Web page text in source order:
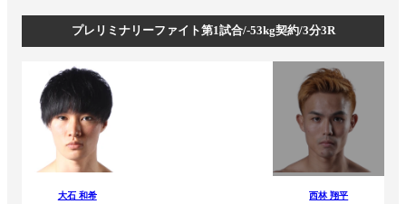
プレリミナリーファイト第1試合/-53kg契約/3分3R
大石 和希 西林 翔平